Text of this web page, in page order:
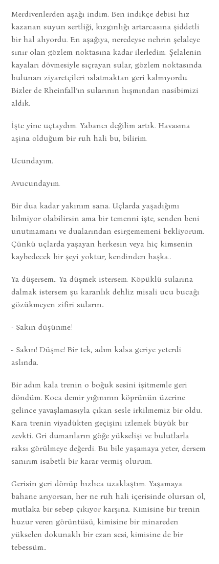
Merdivenlerden aşağı indim. Ben indikçe debisi hız
kazanan suyun sertliği, kızgınlığı artarcasına şiddetli
bir hal alıyordu. En aşağıya, neredeyse nehrin şelaleye
sınır olan gözlem noktasına kadar ilerledim. Şelalenin
kayaları dövmesiyle sıçrayan sular, gözlem noktasında
bulunan ziyaretçileri ıslatmaktan geri kalmıyordu.
Bizler de Rheinfall’ın sularının hışmından nasibimizi
aldık.
İşte yine uçtaydım. Yabancı değilim artık. Havasına
aşina olduğum bir ruh hali bu, bilirim.
Ucundayım.
Avucundayım.
Bir dua kadar yakınım sana. Uçlarda yaşadığımı
bilmiyor olabilirsin ama bir temenni işte, senden beni
unutmamanı ve dualarından esirgememeni bekliyorum.
Çünkü uçlarda yaşayan herkesin veya hiç kimsenin
kaybedecek bir şeyi yoktur, kendinden başka..
Ya düşersem.. Ya düşmek istersem. Köpüklü sularına
dalmak istersem şu karanlık dehliz misali ucu bucağı
gözükmeyen zifiri suların..
- Sakın düşünme!
- Sakın! Düşme! Bir tek, adım kalsa geriye yeterdi
aslında.
Bir adım kala trenin o boğuk sesini işitmemle geri
döndüm. Koca demir yığınının köprünün üzerine
gelince yavaşlamasıyla çıkan sesle irkilmemiz bir oldu.
Kara trenin viyadükten geçişini izlemek büyük bir
zevkti. Gri dumanların göğe yükselişi ve bulutlarla
raksı görülmeye değerdi. Bu bile yaşamaya yeter, dersem
sanırım isabetli bir karar vermiş olurum.
Gerisin geri dönüp hızlıca uzaklaştım. Yaşamaya
bahane arıyorsan, her ne ruh hali içerisinde olursan ol,
mutlaka bir sebep çıkıyor karşına. Kimisine bir trenin
huzur veren görüntüsü, kimisine bir minareden
yükselen dokunaklı bir ezan sesi, kimisine de bir
tebessüm..